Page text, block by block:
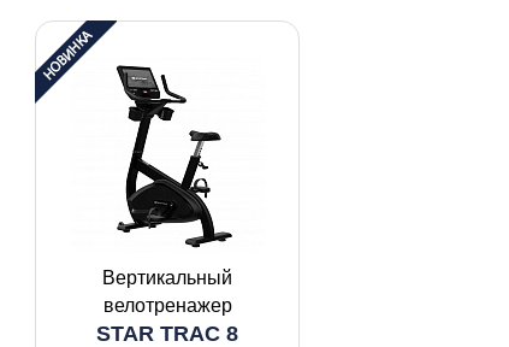
Вертикальный
велотренажер
STAR TRAC 8